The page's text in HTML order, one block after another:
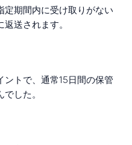
定期間内に受け取りがない
送されます。
トで、通常15日間の保管
した。